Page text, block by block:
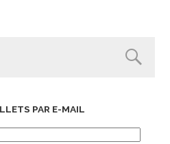
PAR E-MAIL